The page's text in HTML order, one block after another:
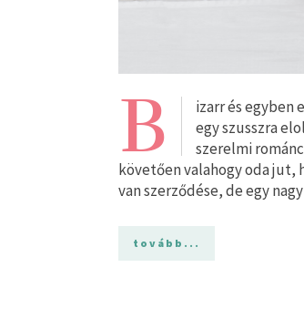
B
izarr és egyben
egy szusszra
szerelmi
követően valahogy oda jut,
van szerződése, de egy
tovább...